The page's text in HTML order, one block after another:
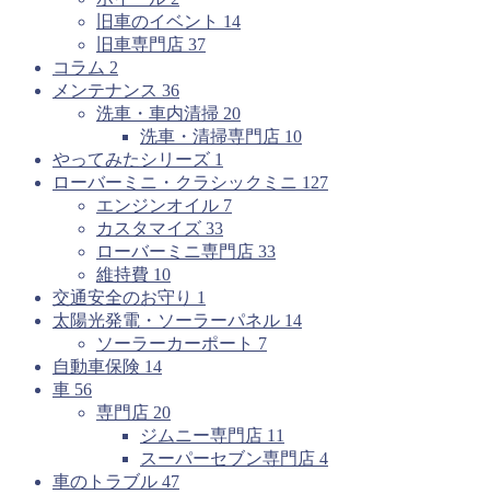
旧車のイベント 14
旧車専門店 37
コラム 2
メンテナンス 36
洗車・車内清掃 20
洗車・清掃専門店 10
やってみたシリーズ 1
ローバーミニ・クラシックミニ 127
エンジンオイル 7
カスタマイズ 33
ローバーミニ専門店 33
維持費 10
交通安全のお守り 1
太陽光発電・ソーラーパネル 14
ソーラーカーポート 7
自動車保険 14
車 56
専門店 20
ジムニー専門店 11
スーパーセブン専門店 4
車のトラブル 47